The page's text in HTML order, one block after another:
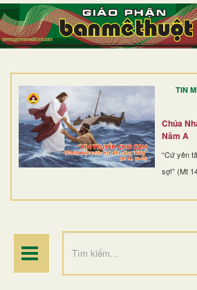
TIN
Chúa
Năm A
“Cứ yên
sợ!” (Mt
TRANG NHẤT
GIỚI THIỆU
DÒNG TU
BAN MỤC VỤ
ĐOÀN THỂ CG
ĐIỂM HÀNH HƯƠNG